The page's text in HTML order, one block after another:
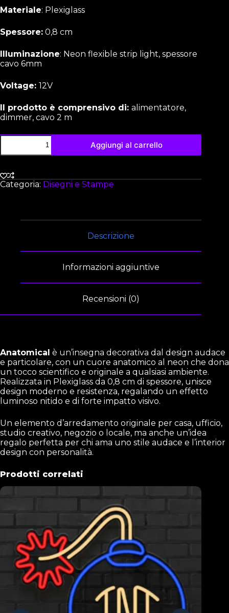
Materiale: Plexiglass
Spessore: 0,8 cm
Illuminazione: Neon flexible strip light, spessore
cavo 6mm
Voltage: 12V
Il prodotto è comprensivo di: alimentatore,
dimmer, cavo 2 m
Aggiungi al carrello
Categoria: Disegni e Stampe
Descrizione
Informazioni aggiuntive
Recensioni (0)
Anatomical è un’insegna decorativa dal design audace
e particolare, con un cuore anatomico al neon che dona
un tocco scientifico e originale a qualsiasi ambiente.
Realizzata in Plexiglass da 0,8 cm di spessore, unisce
design moderno e resistenza, regalando un effetto
luminoso nitido e di forte impatto visivo.
Un elemento d’arredamento originale per casa, ufficio,
studio creativo, negozio o locale, ma anche un’idea
regalo perfetta per chi ama uno stile audace e l’interior
design con personalità.
Prodotti correlati